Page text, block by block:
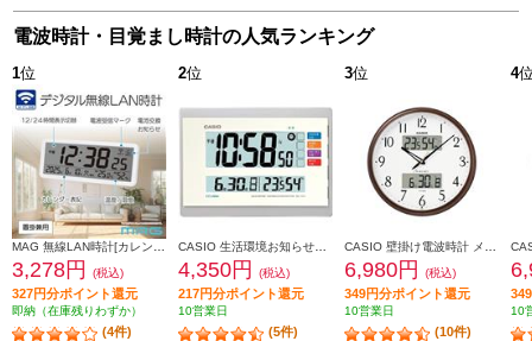
電波時計・目覚まし時計の人気ランキング
1位
3,278円 (税込)
327円分ポイント還元
即納（在庫残りわずか）
(4件)
2位
4,350円 (税込)
217円分ポイント還元
10営業日
(5件)
3位
6,980円 (税込)
349円分ポイント還元
10営業日
(10件)
4
10